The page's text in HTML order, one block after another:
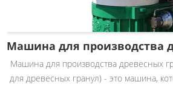
Машина для производства древесных
для древесных гранул) - это машина,